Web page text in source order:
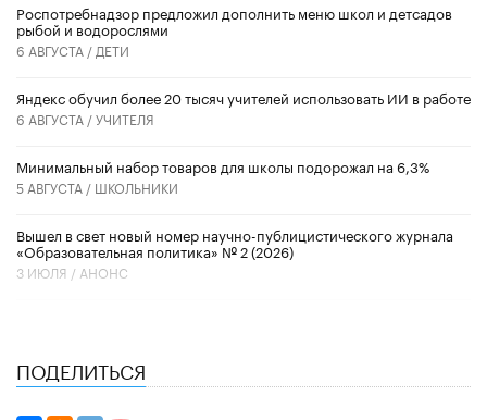
Роспотребнадзор предложил дополнить меню школ и детсадов
рыбой и водорослями
6 АВГУСТА / ДЕТИ
​Яндекс обучил более 20 тысяч учителей использовать ИИ в работе
6 АВГУСТА /УЧИТЕЛЯ
Минимальный набор товаров для школы подорожал на 6,3%
5 АВГУСТА / ШКОЛЬНИКИ
Вышел в свет новый номер научно-публицистического журнала
«Образовательная политика» № 2 (2026)
3 ИЮЛЯ / АНОНС
ПОДЕЛИТЬСЯ